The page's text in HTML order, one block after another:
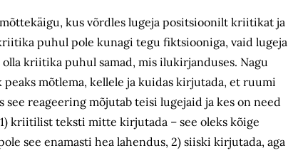
kus võrdles lugeja positsioonilt kriitikat ja
puhul pole kunagi tegu fiktsiooniga, vaid lugeja
olla kriitika puhul samad, mis ilukirjanduses. Nagu
mõtlema, kellele ja kuidas kirjutada, et ruumi
reageering mõjutab teisi lugejaid ja kes on need
kriitilist teksti mitte kirjutada – see oleks kõige
see enamasti hea lahendus, 2) siiski kirjutada, aga